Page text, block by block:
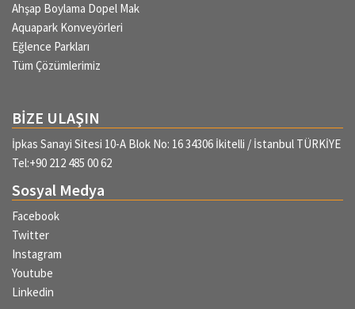
Ahşap Boylama Dopel Mak
Aquapark Konveyörleri
Eğlence Parkları
Tüm Çözümlerimiz
BİZE ULAŞIN
İpkas Sanayi Sitesi 10-A Blok No: 16 34306 İkitelli / İstanbul TÜRKİYE
Tel:+90 212 485 00 62
Sosyal Medya
Facebook
Twitter
Instagram
Youtube
Linkedin